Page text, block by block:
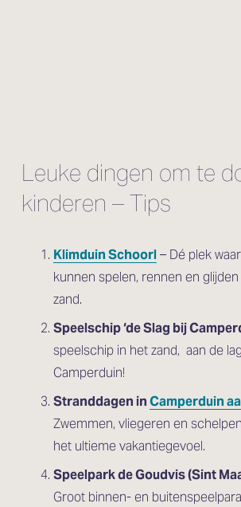
Leuke dingen om te
kinderen – Tips
Klimduin Schoorl – Dé plek
kunnen spelen, rennen en
zand.
Speelschip ‘de Slag bij
speelschip in het zand,  aan de
Camperduin!
Stranddagen in Camperduin
Zwemmen, vliegeren en
het ultieme vakantiegevoel.
Speelpark de Goudvis (Sint
Groot binnen- en